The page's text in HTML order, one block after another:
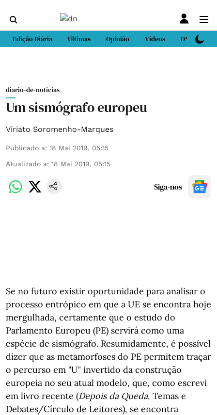
Edição Diária Últimas Opinião Vídeos DN Sport
diario-de-noticias
Um sismógrafo europeu
Viriato Soromenho-Marques
Publicado a: 18 Mai 2019, 05:15
Atualizado a: 18 Mai 2019, 05:15
Siga-nos
Se no futuro existir oportunidade para analisar o
processo entrópico em que a UE se encontra hoje
mergulhada, certamente que o estudo do
Parlamento Europeu (PE) servirá como uma
espécie de sismógrafo. Resumidamente, é possível
dizer que as metamorfoses do PE permitem traçar
o percurso em "U" invertido da construção
europeia no seu atual modelo, que, como escrevi
em livro recente (Depois da Queda, Temas e
Debates/Círculo de Leitores), se encontra